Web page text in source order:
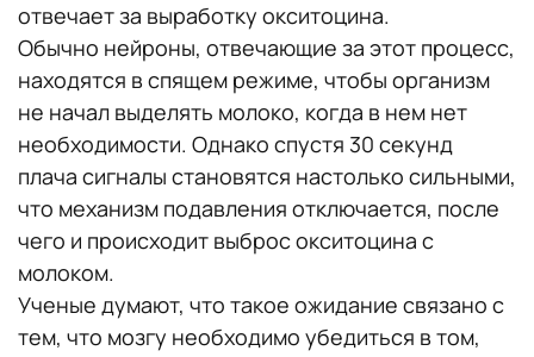
отвечает за выработку окситоцина.
Обычно нейроны, отвечающие за этот процесс,
находятся в спящем режиме, чтобы организм
не начал выделять молоко, когда в нем нет
необходимости. Однако спустя 30 секунд
плача сигналы становятся настолько сильными,
что механизм подавления отключается, после
чего и происходит выброс окситоцина с
молоком.
Ученые думают, что такое ожидание связано с
тем, что мозгу необходимо убедиться в том,